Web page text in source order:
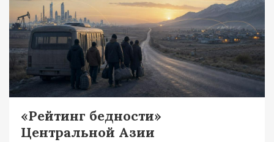
«Рейтинг бедности»
Центральной Азии